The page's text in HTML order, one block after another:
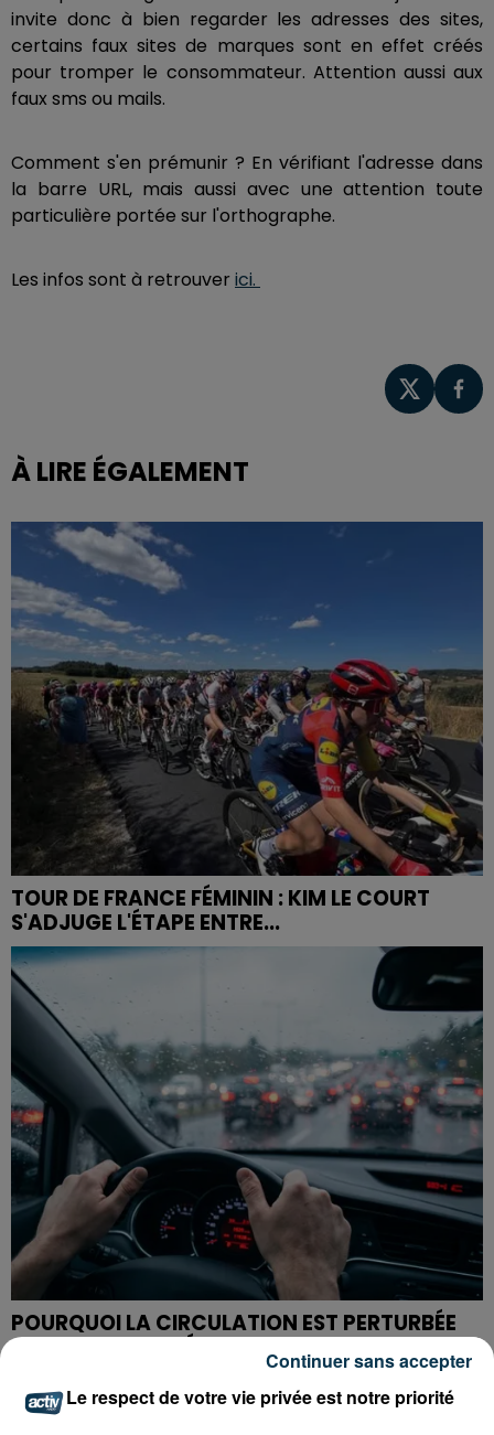
invite donc à bien regarder les adresses des sites,
certains faux sites de marques sont en effet créés
pour tromper le consommateur. Attention aussi aux
faux sms ou mails.
Comment s'en prémunir ? En vérifiant l'adresse dans
la barre URL, mais aussi avec une attention toute
particulière portée sur l'orthographe.
Les infos sont à retrouver ici.
À LIRE ÉGALEMENT
TOUR DE FRANCE FÉMININ : KIM LE COURT
S'ADJUGE L'ÉTAPE ENTRE...
POURQUOI LA CIRCULATION EST PERTURBÉE
TOUTE LA JOURNÉE SUR L'A47 ?
Le respect de votre vie privée est notre priorité
Continuer sans accepter